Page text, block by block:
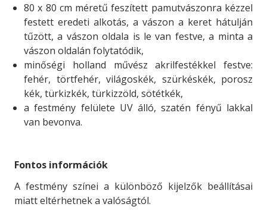
80 x 80 cm méretű feszített pamutvászonra kézzel
festett eredeti alkotás, a vászon a keret hátulján
tűzött, a vászon oldala is le van festve, a minta a
vászon oldalán folytatódik,
minőségi holland művész akrilfestékkel festve:
fehér, törtfehér, világoskék, szürkéskék, porosz
kék, türkizkék, türkizzöld, sötétkék,
a festmény felülete UV álló, szatén fényű lakkal
van bevonva.
Fontos információk
A festmény színei a különböző kijelzők beállításai
miatt eltérhetnek a valóságtól.